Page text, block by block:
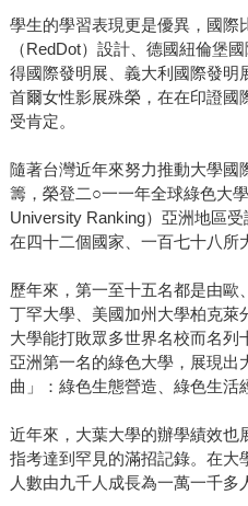
學生的學習表現更是優異，國際
（RedDot）設計、德國紐倫堡
得國際發明展、義大利國際發明
首爾女性影展殊榮，在在印證國
受肯定。
隨著台灣近年來努力推動大學國
籌，榮登二○一一年全球綠色大
University Ranking）亞洲地區
在四十二個國家、一百七十八所
歷年來，第一至十五名都是由
丁罕大學、美國加州大學柏克萊
大學能打敗眾多世界名校而名列
亞洲第一名的綠色大學，展現出
曲」：綠色生態營造、綠色生活
近年來，大葉大學的辦學績效也
指考達到罕見的滿招記錄。在大
人數由九千人成長為一萬一千多